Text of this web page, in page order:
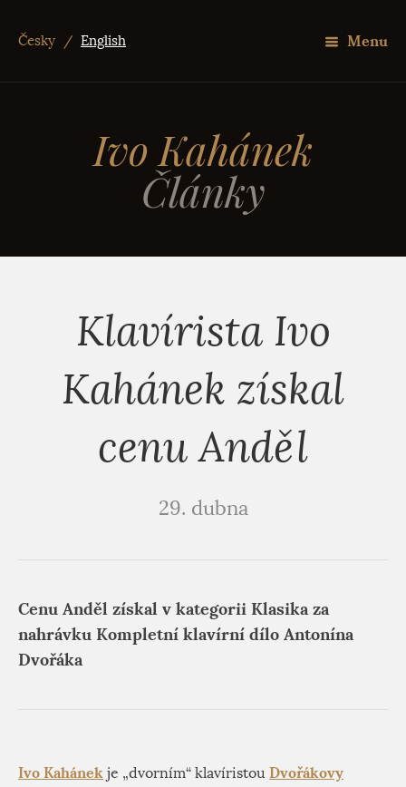
Menu
Česky / English
Ivo Kahánek
Články
Klavírista Ivo
Kahánek získal
cenu Anděl
29. dubna
Cenu Anděl získal v kategorii Klasika za
nahrávku Kompletní klavírní dílo Antonína
Dvořáka
Ivo Kahánek je „dvorním“ klavíristou Dvořákovy